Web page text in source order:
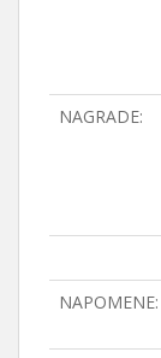
NAGRADE:
NAPOMENE: